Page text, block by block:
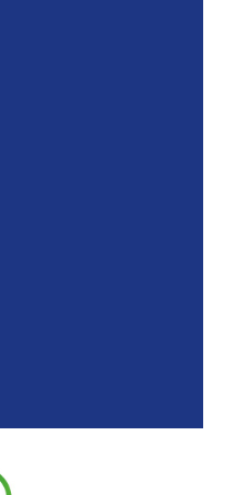
na
vai